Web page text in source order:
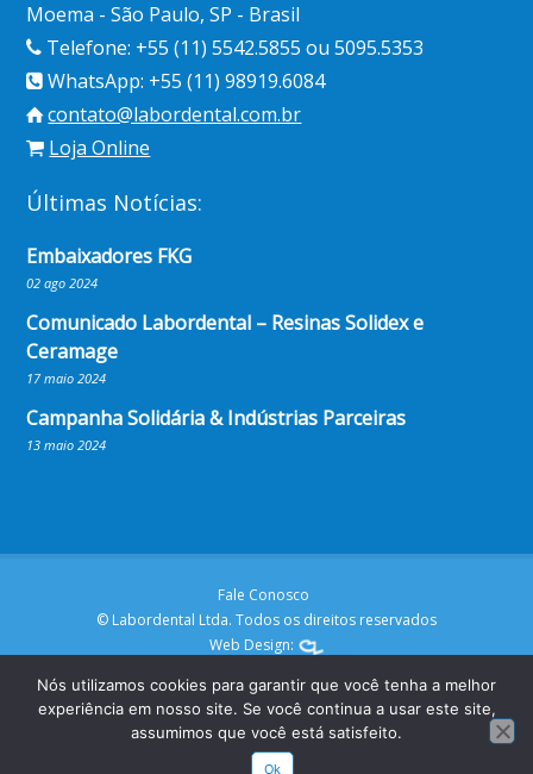
Moema - São Paulo, SP - Brasil
Telefone: +55 (11) 5542.5855 ou 5095.5353
WhatsApp: +55 (11) 98919.6084
contato@labordental.com.br
Loja Online
Últimas Notícias:
Embaixadores FKG
02 ago 2024
Comunicado Labordental – Resinas Solidex e
Ceramage
17 maio 2024
Campanha Solidária & Indústrias Parceiras
13 maio 2024
Fale Conosco
© Labordental Ltda. Todos os direitos reservados
Web Design:
Nós utilizamos cookies para garantir que você tenha a melhor
experiência em nosso site. Se você continua a usar este site,
assumimos que você está satisfeito.
Ok